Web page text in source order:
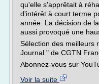
qu'elle s'apprêtait à
d'intérêt à court terme
année. La décision de
aussi provoqué une
Sélection des meilleurs
Journal " de CGTN
Abonnez-vous sur
Voir la suite